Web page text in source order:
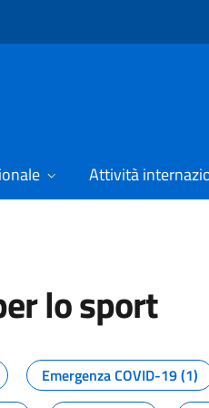
Attività
lo sport
dal
Emergenza COVID-19 (1)